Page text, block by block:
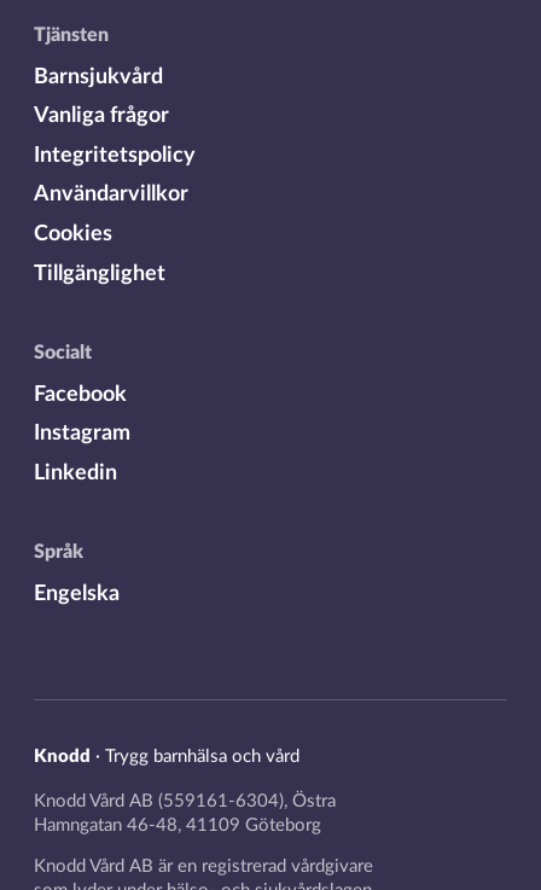
Tjänsten
Barnsjukvård
Vanliga frågor
Integritetspolicy
Användarvillkor
Cookies
Tillgänglighet
Socialt
Facebook
Instagram
Linkedin
Språk
Engelska
Knodd · Trygg barnhälsa och vård
Knodd Vård AB (559161-6304), Östra
Hamngatan 46-48, 41109 Göteborg
Knodd Vård AB är en registrerad vårdgivare